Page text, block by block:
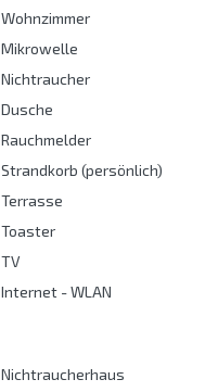
Wohnzimmer
Mikrowelle
Nichtraucher
Dusche
Rauchmelder
Strandkorb (persönlich)
Terrasse
Toaster
TV
Internet - WLAN
Nichtraucherhaus